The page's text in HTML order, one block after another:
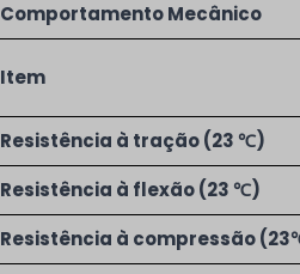
Comportamento Mecânico
Item
Resistência à tração (23 ℃)
Resistência à flexão (23 ℃)
Resistência à compressão